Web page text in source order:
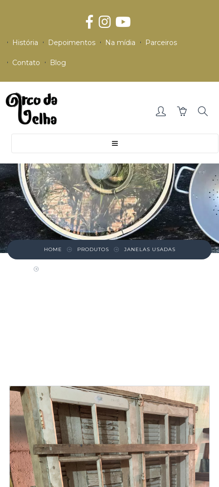
História Depoimentos Na mídia Parceiros
Contato Blog
HOME PRODUTOS JANELAS USADAS